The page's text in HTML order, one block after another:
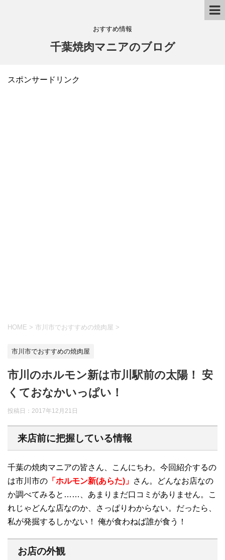
おすすめ情報
千葉焼肉マニアのブログ
スポンサードリンク
HOME > 市川市でおすすめの焼肉屋 >
市川市でおすすめの焼肉屋
市川のホルモン新は市川駅前の太陽！ 安
くておなかいっぱい！
投稿日： 2017年12月21日
来店前に把握している情報
千葉の焼肉マニアの皆さん、こんにちわ。今回紹介するの
は市川市の 「ホルモン新(あらた)」 さん。どんなお店なの
か調べてみると……、あまりまだ口コミがありません。こ
れじゃどんな店なのか、さっぱりわからない。だったら、
私が発掘するしかない！ 俺が食わねば誰が食う！
お店の外観